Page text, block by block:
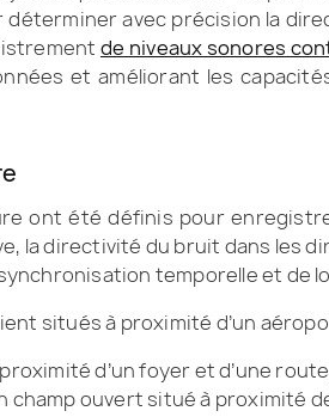
avec précision la
de niveaux sonores
et améliorant les
ont été définis pour
la directivité du bruit dans les
temporelle et de
situés à proximité d’un
d’un foyer et d’une
champ ouvert situé à proximité